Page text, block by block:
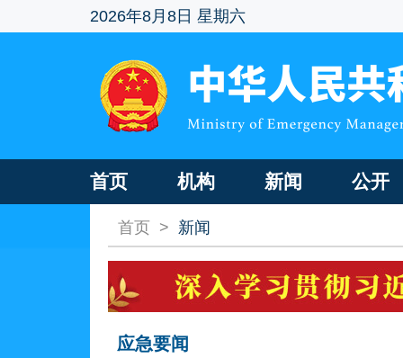
2026年8月8日 星期六
首页 机构 新闻 公开
首页 > 新闻
应急要闻